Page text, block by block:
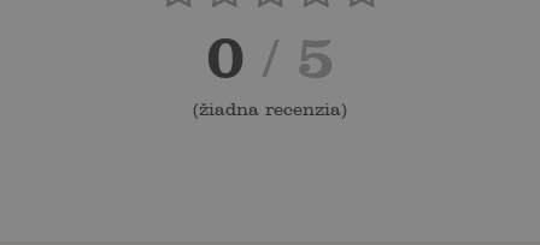
0 / 5
(žiadna recenzia)